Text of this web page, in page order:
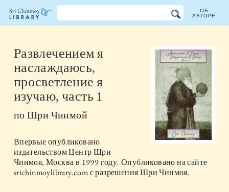
Библиотека
Шри
Чинмоя
ОБ
АВТОРЕ
Развлечением я
наслаждаюсь,
просветление я
изучаю, часть 1
поШри Чинмой
Впервые опубликовано
издательствомЦентр Шри
Чинмоя, Москвав 1999году. Опубликовано на сайте
srichinmoylibrary.com с разрешения Шри Чинмоя.